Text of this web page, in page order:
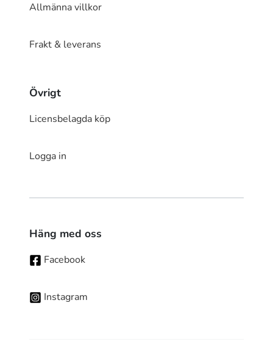
Allmänna villkor
Frakt & leverans
Övrigt
Licensbelagda köp
Logga in
Häng med oss
Facebook
Instagram